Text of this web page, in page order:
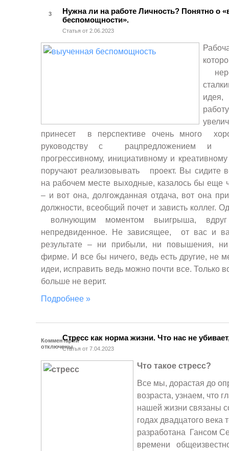
3
Нужна ли на работе Личность? Понятно о
беспомощности».
Статья от 2.06.2023
принесет в перспективе очень много
руководству с рацпредложением и
прогрессивному, инициативному и
поручают реализовывать проект. Вы сидите
на рабочем месте выходные, казалось бы еще
– и вот она, долгожданная отдача, вот она
должности, всеобщий почет и зависть коллег.
волнующим моментом выигрыша, вдруг
непредвиденное. Не зависящее, от вас и
результате – ни прибыли, ни повышения, ни
фирме. И все бы ничего, ведь есть другие, не
идеи, исправить ведь можно почти все. Только
больше не верит.
Подробнее »
Комментарии
отключены
Стресс как норма жизни. Что нас не
Статья от 7.04.2023
Что такое стресс?
Все мы, дорастая до
возраста, узнаем, что
нашей жизни связаны
годах двадцатого века
разработана Гансом
времени